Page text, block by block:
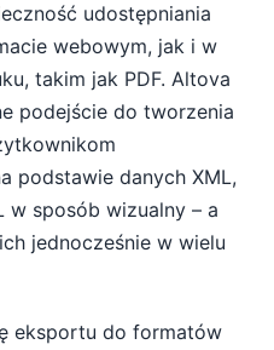
udostępniania
webowym, jak i w
takim jak PDF. Altova
podejście do tworzenia
podstawie danych XML,
w sposób wizualny – a
jednocześnie w wielu
eksportu do formatów